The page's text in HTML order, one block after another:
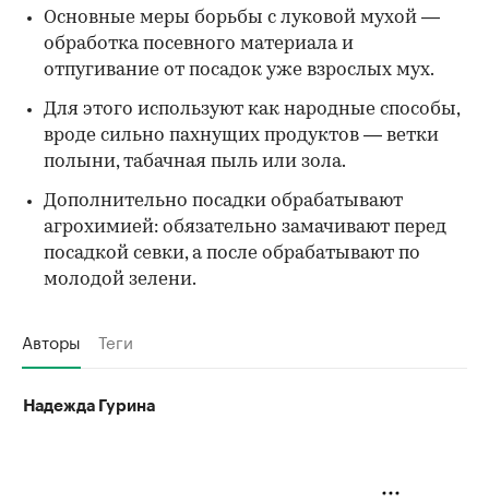
Основные меры борьбы с луковой мухой —
обработка посевного материала и
отпугивание от посадок уже взрослых мух.
Для этого используют как народные способы,
вроде сильно пахнущих продуктов — ветки
полыни, табачная пыль или зола.
Дополнительно посадки обрабатывают
агрохимией: обязательно замачивают перед
посадкой севки, а после обрабатывают по
молодой зелени.
Авторы Теги
Надежда Гурина